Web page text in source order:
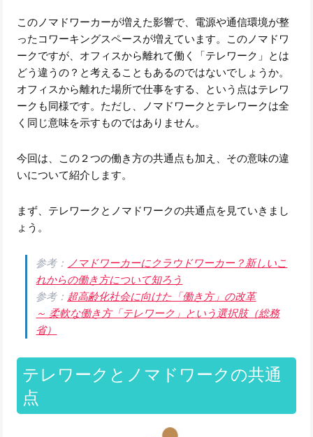
このノマドワーカーが増えた影響で、電源や通信環境が整
ったコワーキングスペースが増えています。このノマドワ
ークですが、オフィスから離れて働く「テレワーク」とは
どう違うの？と考えることもあるのではないでしょうか。
オフィスから離れた場所で仕事をする、という点はテレワ
ークも同様です。ただし、ノマドワークとテレワークは全
く同じ意味を示すものではありません。
今回は、この２つの働き方の共通点も加え、その意味の違
いについて紹介します。
まず、テレワークとノマドワークの共通点を見ていきまし
ょう。
参考： ノマドワーカーにクラウドワーカー？新しいこ
れからの働き方について知ろう
参考： 超高齢化社会に向けた「働き方」の改革
～ 柔軟な働き方「テレワーク」という選択肢（総務
省）
テレワークとノマドワークの共通
点